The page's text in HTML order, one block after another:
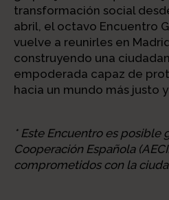
transformación social
abril, el octavo Encuentro
vuelve a reunirles en
construyendo una
empoderada capaz de
hacia un mundo más justo
* Este Encuentro es posible
Cooperación Española
comprometidos con la